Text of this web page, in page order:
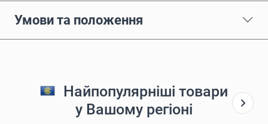
Умови та положення
Найпопулярніші товари
у Вашому регіоні